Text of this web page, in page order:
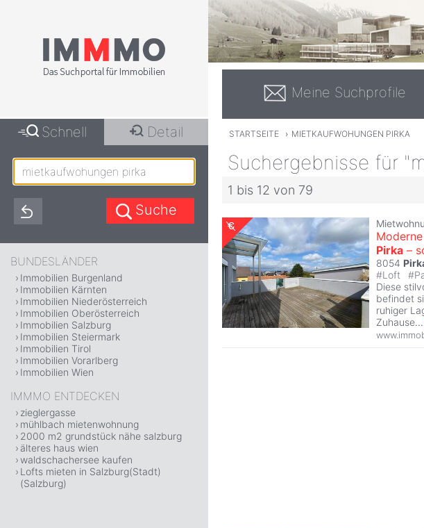
Meine Suchprofile
STARTSEITE › MIETKAUFWOHUNGEN PIRKA
Suchergebnisse für
1 bis 12 von 79
Pirka –
8054
#Loft #
Diese
befindet
ruhiger
Zuhause...
Schnell Detail
BUNDESLÄNDER
Immobilien Burgenland
Immobilien Kärnten
Immobilien Niederösterreich
Immobilien Oberösterreich
Immobilien Salzburg
Immobilien Steiermark
Immobilien Tirol
Immobilien Vorarlberg
Immobilien Wien
IMMMO ENTDECKEN
zieglergasse
mühlbach mietenwohnung
2000 m2 grundstück nähe salzburg
älteres haus wien
waldschachersee kaufen
Lofts mieten in Salzburg(Stadt)
(Salzburg)